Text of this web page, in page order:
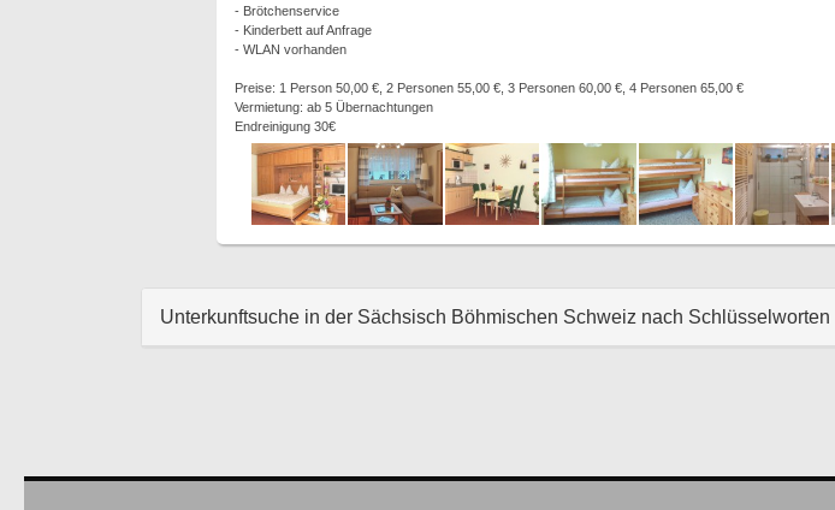
- Brötchenservice
- Kinderbett auf Anfrage
- WLAN vorhanden
Preise: 1 Person 50,00 €, 2 Personen 55,00 €, 3 Personen 60,00 €, 4 Personen 65,00 €
Vermietung: ab 5 Übernachtungen
Endreinigung 30€
Unterkunftsuche in der Sächsisch Böhmischen Schweiz nach Schlüsselworten